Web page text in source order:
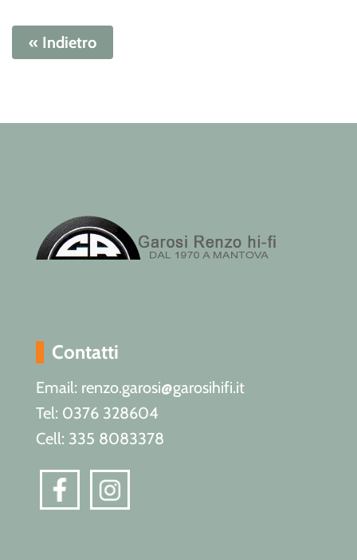
« Indietro
Contatti
Email: renzo.garosi@garosihifi.it
Tel: 0376 328604
Cell: 335 8083378